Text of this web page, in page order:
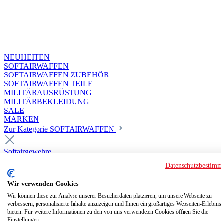
NEUHEITEN
SOFTAIRWAFFEN
SOFTAIRWAFFEN ZUBEHÖR
SOFTAIRWAFFEN TEILE
MILITÄRAUSRÜSTUNG
MILITÄRBEKLEIDUNG
SALE
MARKEN
Zur Kategorie SOFTAIRWAFFEN
Softairgewehre
Deluxe Custom Guns ab 18
Softair elektrisch ab 18
Softair elektrisch ab 14
Softair gasbetrieben ab 18
Softair HPA Luftdruck ab 18
Historische Softairwaffen
Wir verwenden Cookies
Wir können diese zur Analyse unserer Besucherdaten platzieren, um unsere Webseite zu
verbessern, personalisierte Inhalte anzuzeigen und Ihnen ein großartiges Webseiten-
bieten. Für weitere Informationen zu den von uns verwendeten Cookies öffnen Sie die
Einstellungen.